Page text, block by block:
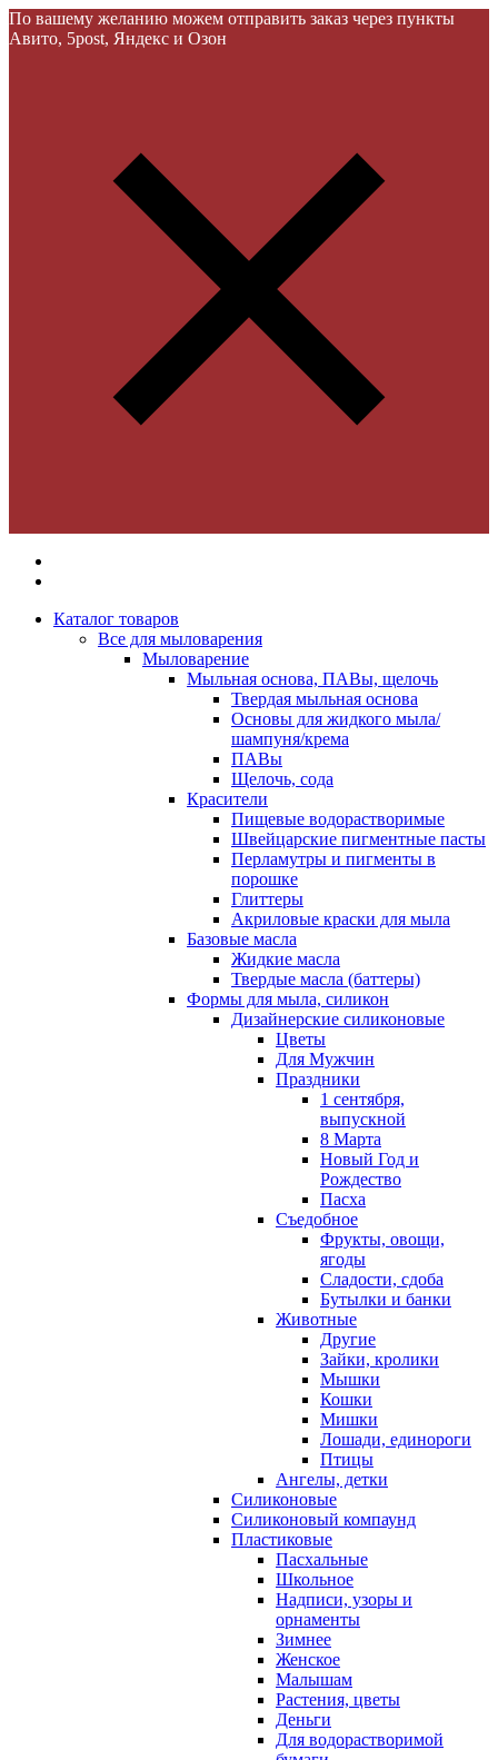
По вашему желанию можем отправить заказ через пункты
Авито, 5post, Яндекс и Озон
Каталог товаров
Все для мыловарения
Мыловарение
Мыльная основа, ПАВы, щелочь
Твердая мыльная основа
Основы для жидкого мыла/
шампуня/крема
ПАВы
Щелочь, сода
Красители
Пищевые водорастворимые
Швейцарские пигментные пасты
Перламутры и пигменты в
порошке
Глиттеры
Акриловые краски для мыла
Базовые масла
Жидкие масла
Твердые масла (баттеры)
Формы для мыла, силикон
Дизайнерские силиконовые
Цветы
Для Мужчин
Праздники
1 сентября,
выпускной
8 Марта
Новый Год и
Рождество
Пасха
Съедобное
Фрукты, овощи,
ягоды
Сладости, сдоба
Бутылки и банки
Животные
Другие
Зайки, кролики
Мышки
Кошки
Мишки
Лошади, единороги
Птицы
Ангелы, детки
Силиконовые
Силиконовый компаунд
Пластиковые
Пасхальные
Школьное
Надписи, узоры и
орнаменты
Зимнее
Женское
Малышам
Растения, цветы
Деньги
Для водорастворимой